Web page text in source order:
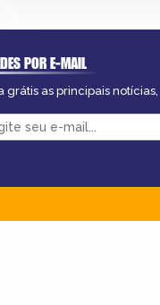
POR E-MAIL
grátis as principais